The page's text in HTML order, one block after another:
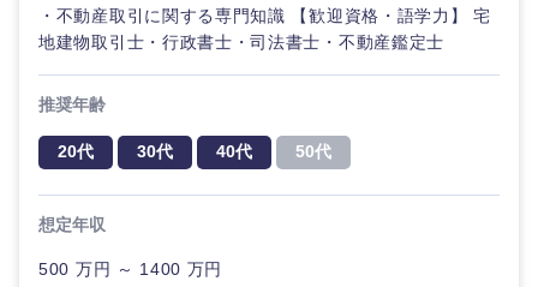
・不動産取引に関する専門知識 【歓迎資格・語学力】 宅
地建物取引士・行政書士・司法書士・不動産鑑定士
推奨年齢
20代 30代 40代 50代
想定年収
500 万円 ～ 1400 万円